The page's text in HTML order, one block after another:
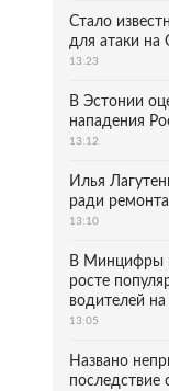
Стало
для атаки на
13:23
В Эстонии
нападения
13:12
Илья
ради
13:10
В Минцифры
росте
водителей на
13:05
Названо
последствие